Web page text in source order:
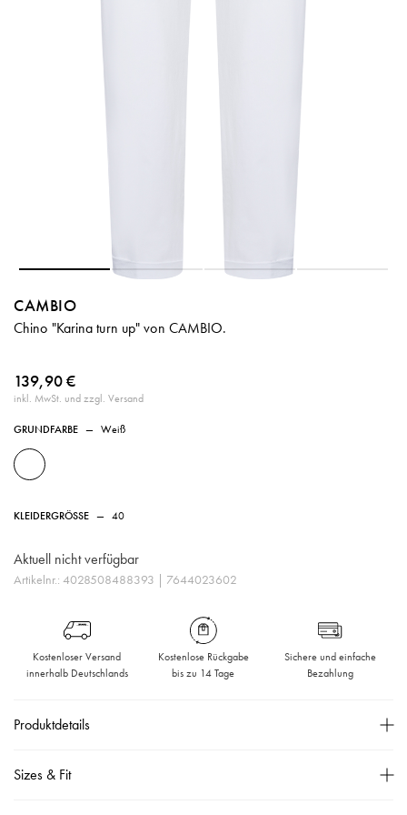
CAMBIO
Chino "Karina turn up" von CAMBIO.
139,90 €
inkl. MwSt. und zzgl. Versand
GRUNDFARBE — Weiß
KLEIDERGRÖSSE — 40
Aktuell nicht verfügbar
Artikelnr.: 4028508488393 | 7644023602
Kostenloser Versand
innerhalb Deutschlands
Kostenlose Rückgabe
bis zu 14 Tage
Sichere und einfache
Bezahlung
Produktdetails
Chino "Karina turn up".
Sizes & Fit